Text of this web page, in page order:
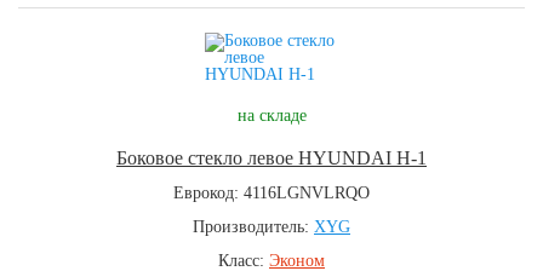
на складе
Боковое стекло левое HYUNDAI H-1
Еврокод: 4116LGNVLRQO
Производитель: XYG
Класс: Эконом